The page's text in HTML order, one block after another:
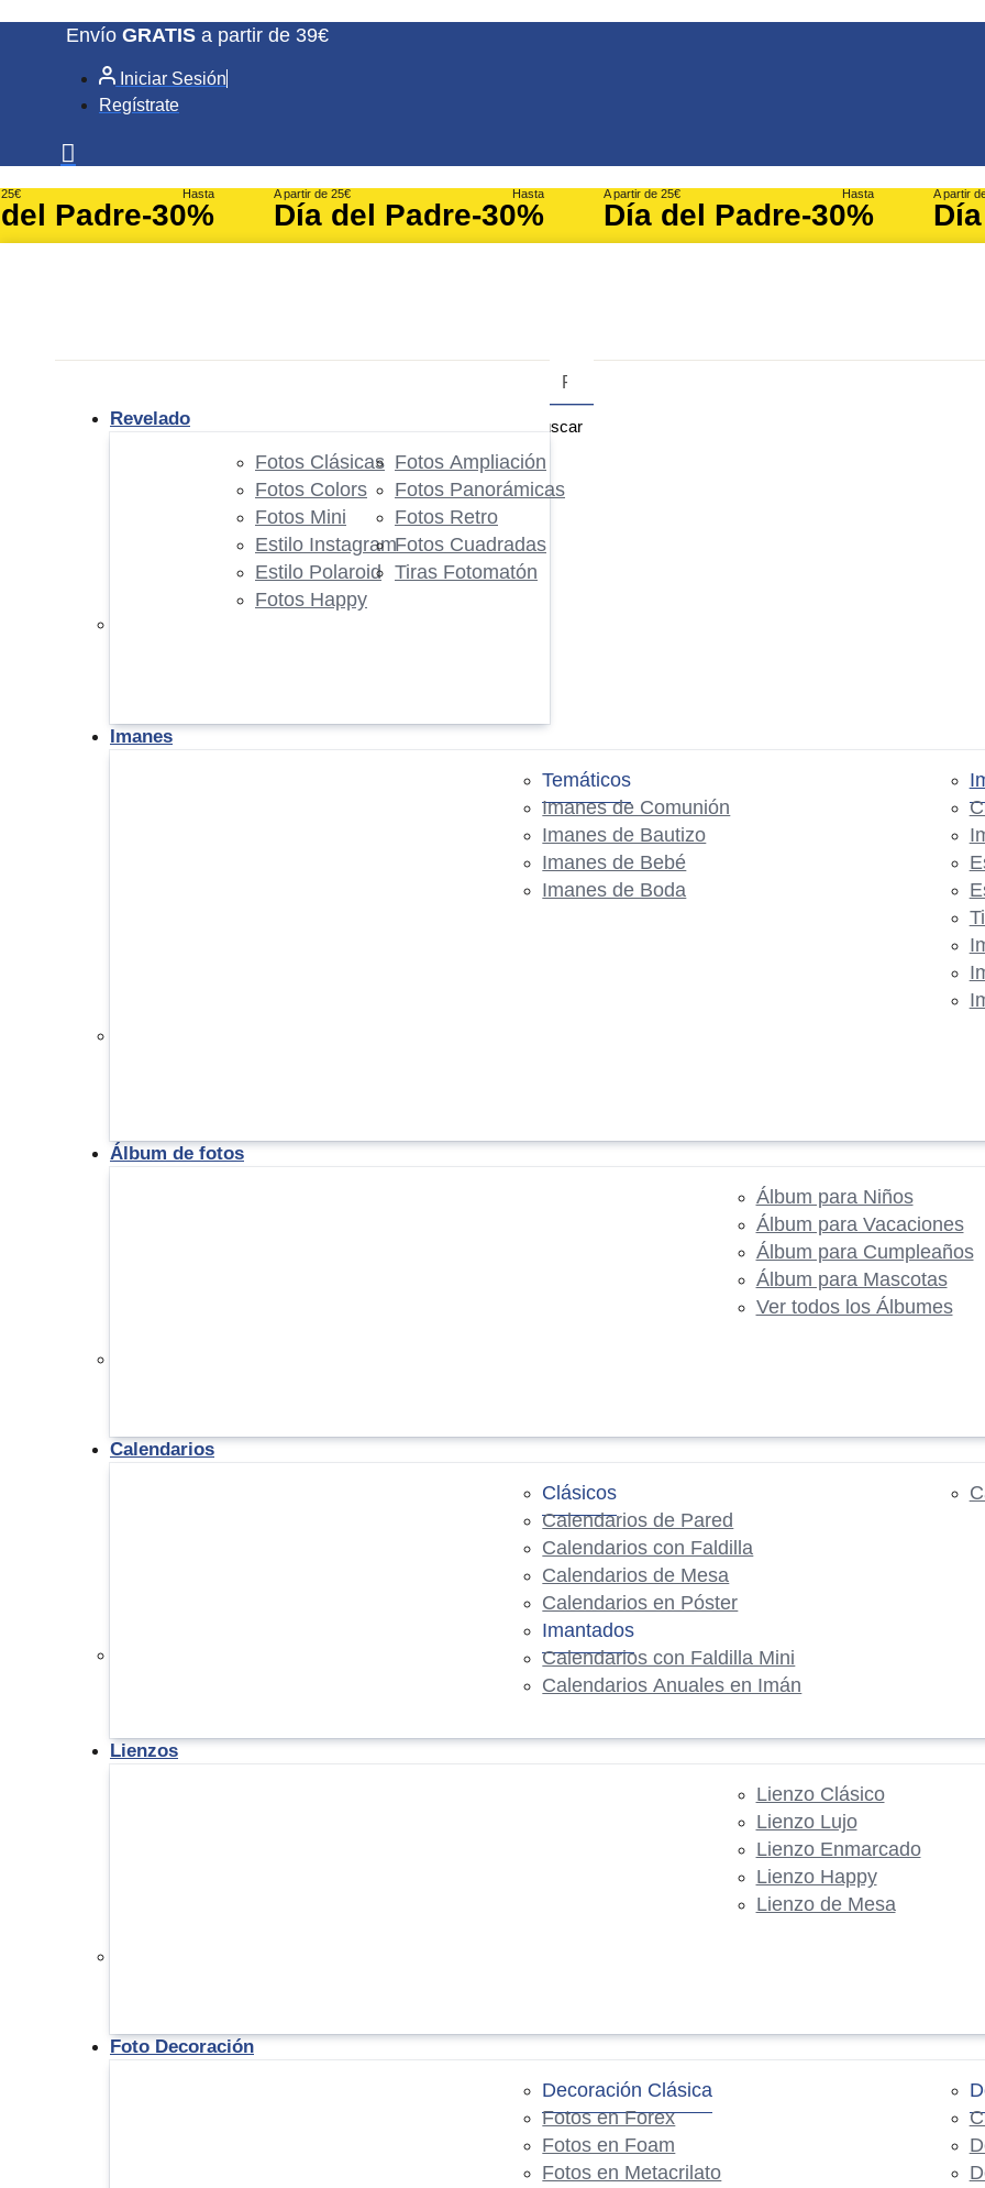
Envío GRATIS a partir de 39€
Iniciar Sesión
Regístrate
Padre
Hasta
-30%
A partir de 25€
Día del Padre
Hasta
-30%
A partir de 25€
Día del Padre
Hasta
-30%
A partir
Buscar
Revelado
Fotos Clásicas
Fotos Colors
Fotos Mini
Estilo Instagram
Estilo Polaroid
Fotos Happy
Fotos Ampliación
Fotos Panorámicas
Fotos Retro
Fotos Cuadradas
Tiras Fotomatón
Imanes
Temáticos
Imanes de Comunión
Imanes de Bautizo
Imanes de Bebé
Imanes de Boda
Álbum de fotos
Álbum para Niños
Álbum para Vacaciones
Álbum para Cumpleaños
Álbum para Mascotas
Ver todos los Álbumes
Calendarios
Clásicos
Calendarios de Pared
Calendarios con Faldilla
Calendarios de Mesa
Calendarios en Póster
Imantados
Calendarios con Faldilla Mini
Calendarios Anuales en Imán
Lienzos
Lienzo Clásico
Lienzo Lujo
Lienzo Enmarcado
Lienzo Happy
Lienzo de Mesa
Foto Decoración
Decoración Clásica
Fotos en Forex
Fotos en Foam
Fotos en Metacrilato